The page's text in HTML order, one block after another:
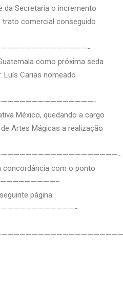
da Secretaria o incremento
comercial conseguido
como próxima seda
Luís Carias nomeado
México, quedando a cargo
Artes Mágicas a realização
concordância com o ponto
página.